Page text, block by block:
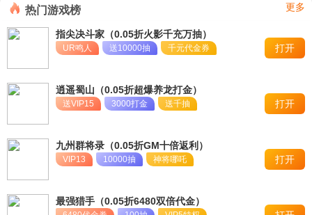
热门游戏榜 更多
指尖决斗家（0.05折火影千充万抽）
UR鸣人 送10000抽 千元代金券 打开
逍遥蜀山（0.05折超爆养龙打金）
送VIP15 3000打金 送千抽 打开
九州群将录（0.05折GM十倍返利）
VIP13 10000抽 神将哪吒 打开
最强猎手（0.05折6480双倍代金）